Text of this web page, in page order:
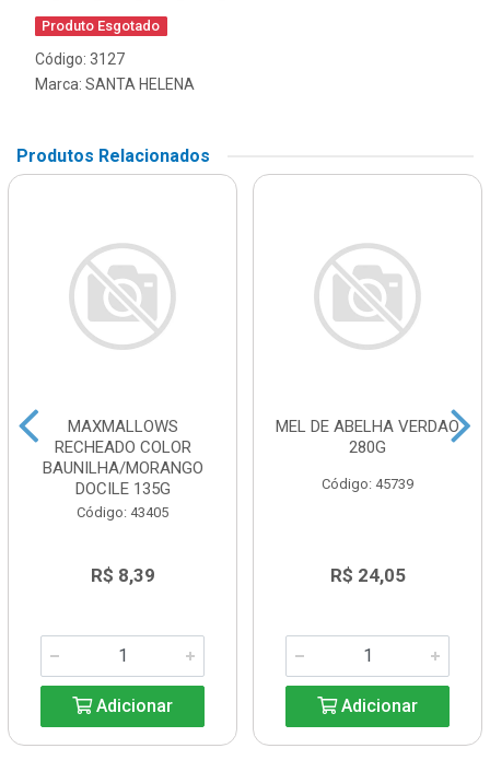
Produto Esgotado
Código: 3127
Marca: SANTA HELENA
Produtos Relacionados
MAXMALLOWS
RECHEADO COLOR
BAUNILHA/MORANGO
DOCILE 135G
Código: 43405
R$ 8,39
Adicionar
MEL DE ABELHA VERDAO
280G
Código: 45739
R$ 24,05
Adicionar